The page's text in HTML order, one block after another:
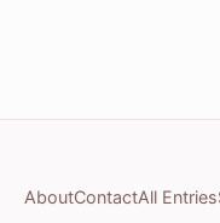
AboutContactAll Entries